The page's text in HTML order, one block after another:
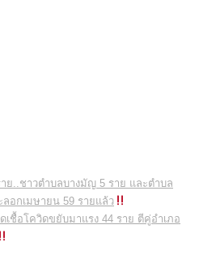
ย..ชาวตำบลบางมัญ 5 ราย และตำบล
อกเมษายน 59 รายแล้ว
ชื้อโควิดขยับมาแรง 44 ราย ตีคู่อำเภอ